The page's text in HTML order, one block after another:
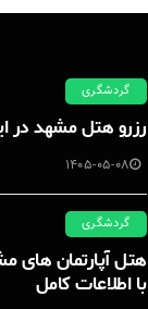
گردشگری
رزرو هتل مشهد در
1405-05-08
گردشگری
هتل آپارتمان های
با اطلاعات کامل